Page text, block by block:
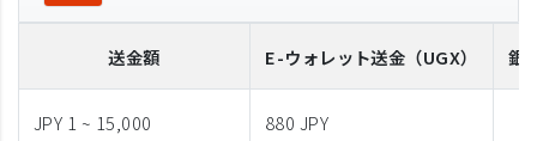
送金額 E-ウォレット送金 （UGX） 銀
JPY 1 ~ 15,000
880 JPY